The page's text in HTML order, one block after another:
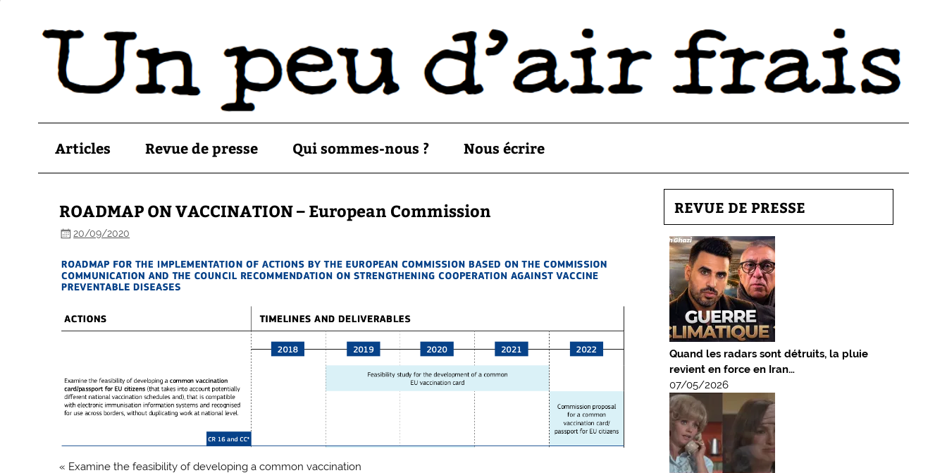
Articles Revue de presse Qui sommes-nous ? Nous écrire
ROADMAP ON VACCINATION – European Commission
20/09/2020
« Examine the feasibility of developing a common vaccination
REVUE DE PRESSE
Quand les radars sont détruits, la pluie
revient en force en Iran…
07/05/2026